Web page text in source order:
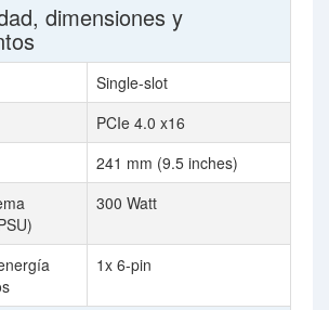
dimensiones y
Single-slot
PCIe 4.0 x16
241 mm (9.5 inches)
300 Watt
1x 6-pin